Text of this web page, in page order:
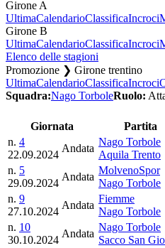
Girone A
UltimaCalendarioClassificaIncroci
Girone B
UltimaCalendarioClassificaIncroci
Elenco delle stagioni
Promozione ❯ Girone trentino
UltimaCalendarioClassificaIncroci
Squadra:Nago TorboleRuolo:
Giornata
Partita
n. 4
22.09.2024
Andata
Nago Torbole
Aquila Trento
n. 5
29.09.2024
Andata
MolvenoSpor
Nago Torbole
n. 9
27.10.2024
Andata
Fiemme
Nago Torbole
n. 10
30.10.2024
Andata
Nago Torbole
Sacco San